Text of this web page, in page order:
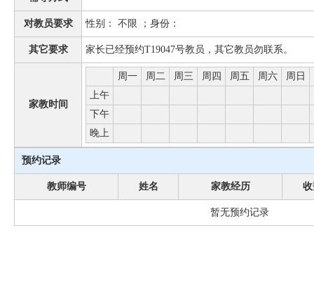
对教员要求 性别： 不限 ；身份：
其它要求 家长已经预约T19047号教员，其它教员勿联系。
家教时间
周一 周二 周三 周四 周五 周六 周日
上午
下午
晚上
预约记录
教师编号 姓名 家教经历
暂无预约记录